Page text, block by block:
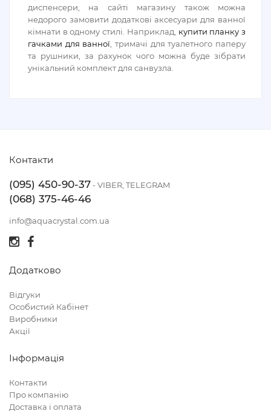
диспенсери, на сайті магазину також можна
недорого замовити додаткові аксесуари для ванної
кімнати в одному стилі. Наприклад, купити планку з
гачками для ванної , тримачі для туалетного паперу
та рушники, за рахунок чого можна буде зібрати
унікальний комплект для санвузла.
Контакти
(095) 450-90-37- VIBER, TELEGRAM
(068) 375-46-46
info@aquacrystal.com.ua
Додатково
Відгуки
Особистий Кабінет
Виробники
Акції
Інформація
Контакти
Про компанію
Доставка і оплата